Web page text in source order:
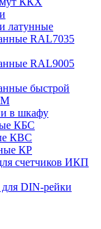
латунные
RAL7035
RAL9005
быстрой
в шкафу
КБС
КВС
КР
счетчиков ИКП
DIN-рейки